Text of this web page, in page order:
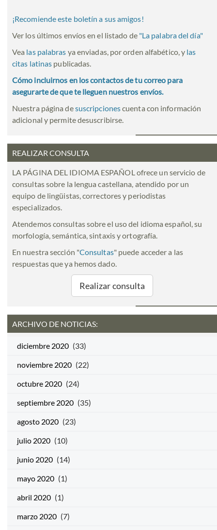
¡Recomiende este boletín a sus amigos!
Ver los últimos envíos en el listado de "La palabra del día"
Vea las palabras ya enviadas, por orden alfabético, y las
citas latinas publicadas.
Cómo incluirnos en los contactos de tu correo para
asegurarte de que te lleguen nuestros envíos.
Nuestra página desuscripcionescuenta con información
adicional y permite desuscribirse.
REALIZAR CONSULTA
LA PÁGINA DEL IDIOMA ESPAÑOL ofrece un servicio de
consultas sobre la lengua castellana, atendido por un
equipo de lingüistas, correctores y periodistas
especializados.
Atendemos consultas sobre el uso del idioma español, su
morfología, semántica, sintaxis y ortografía.
En nuestra sección "Consultas" puede acceder a las
respuestas que ya hemos dado.
Realizar consulta
ARCHIVO DE NOTICIAS:
diciembre 2020 (33)
noviembre 2020 (22)
octubre 2020 (24)
septiembre 2020 (35)
agosto 2020 (23)
julio 2020 (10)
junio 2020 (14)
mayo 2020 (1)
abril 2020 (1)
marzo 2020 (7)